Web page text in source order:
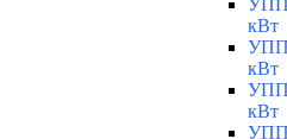
УПП
кВт
УПП
кВт
УПП
кВт
УПП